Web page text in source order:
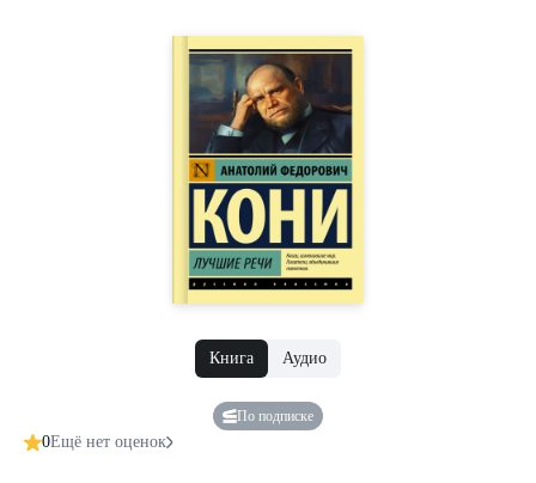
Книга Аудио
По подписке
0Ещё нет оценок